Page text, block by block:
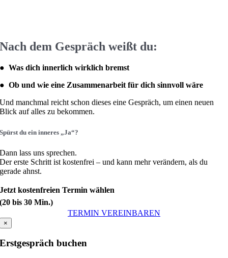
Nach dem Gespräch weißt du:
● ­ Was dich innerlich wirklich bremst
● Ob und wie eine Zusammenarbeit für dich sinnvoll wäre
Und manchmal reicht schon dieses eine Gespräch, um einen neuen
Blick auf alles zu bekommen.
Spürst du ein inneres „Ja“?
Dann lass uns sprechen.
Der erste Schritt ist kostenfrei – und kann mehr verändern, als du
gerade ahnst.
Jetzt kostenfreien Termin wählen
(20 bis 30 Min.)
TERMIN VEREINBAREN
×
Erstgespräch buchen